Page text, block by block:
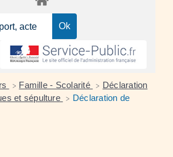
> Famille - Scolarité > Déclaration
et sépulture > Déclaration de